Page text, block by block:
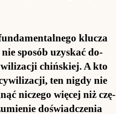
klu­cza
spo­sób uzyskać do­
chiń­skiej. A kto
ten ni­gdy nie
ni­czego wię­cej niż czę­
do­świad­cze­nia